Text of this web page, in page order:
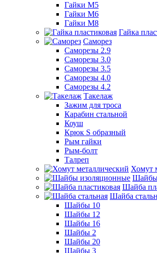
Гайки М5
Гайки М6
Гайки М8
Гайка
Саморез
Саморезы 2.9
Саморезы 3.0
Саморезы 3.5
Саморезы 4.0
Саморезы 4.2
Такелаж
Зажим для троса
Карабин стальной
Коуш
Крюк S образный
Рым гайки
Рым-болт
Талреп
Хомут
Шайбы
Шайба
Шайба
Шайбы 10
Шайбы 12
Шайбы 16
Шайбы 2
Шайбы 20
Шайбы 3